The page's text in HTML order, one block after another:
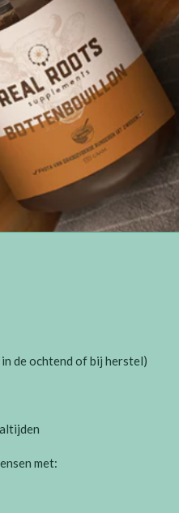
de ochtend of bij herstel)
met: